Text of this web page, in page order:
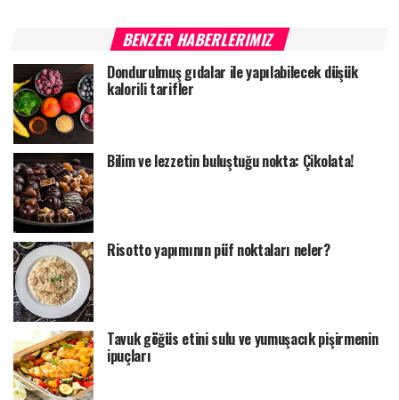
BENZER HABERLERIMIZ
Dondurulmuş gıdalar ile yapılabilecek düşük
kalorili tarifler
Bilim ve lezzetin buluştuğu nokta: Çikolata!
Risotto yapımının püf noktaları neler?
Tavuk göğüs etini sulu ve yumuşacık pişirmenin
ipuçları